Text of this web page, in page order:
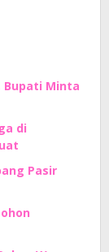
Bupati Minta
di
Pasir